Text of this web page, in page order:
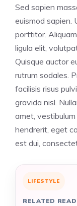
Sed sapien
euismod sapien.
porttitor.
ligula elit,
Quisque auctor
rutrum sodales.
facilisis risus
gravida nisl.
amet,
hendrerit, eget
est dui,
LIFESTYLE
RELATED READ